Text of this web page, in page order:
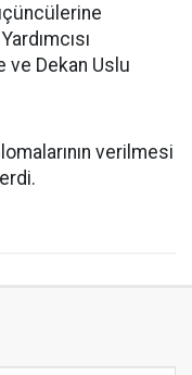
ve Dekan Uslu
verilmesi